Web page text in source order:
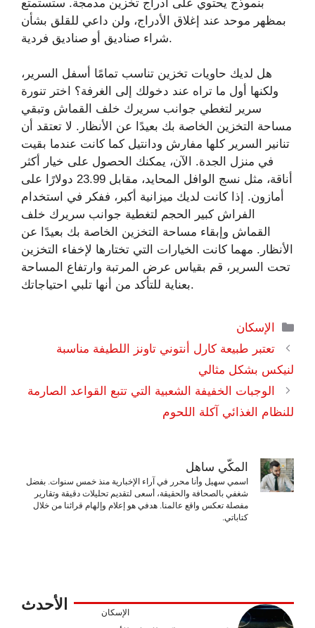
بنموذج يحتوي على أدراج تخزين مدمجة. ستستمتع
بمظهر موحد عند إغلاق الأدراج، ولن داعي للقلق بشأن
شراء صناديق أو صناديق فردية.
هل لديك حاويات تخزين تناسب تمامًا أسفل السرير،
ولكنها أول ما تراه عند دخولك إلى الغرفة؟ اختر تنورة
سرير لتغطي جوانب سريرك خلف القماش وتبقي
مساحة التخزين الخاصة بك بعيدًا عن الأنظار. لا تعتقد أن
تنانير السرير كلها مفارش ودانتيل كما كانت عندما بقيت
في منزل الجدة. الآن، يمكنك الحصول على خيار أكثر
أناقة، مثل نسج الوافل المحايد، مقابل 23.99 دولارًا على
أمازون. إذا كانت لديك ميزانية أكبر، ففكر في استخدام
الفراش كبير الحجم لتغطية جوانب سريرك خلف
القماش وإبقاء مساحة التخزين الخاصة بك بعيدًا عن
الأنظار. مهما كانت الخيارات التي تختارها لإخفاء التخزين
تحت السرير، قم بقياس عرض المرتبة وارتفاع المساحة
بعناية للتأكد من أنها تلبي احتياجاتك.
التصنيفات
الإسكان
تعتبر طبيعة كارل أنتوني تاونز اللطيفة مناسبة
لنيكس بشكل مثالي
الوجبات الخفيفة الشعبية التي تتبع القواعد الصارمة
للنظام الغذائي آكلة اللحوم
المكّي ساهل
اسمي سهيل وأنا محرر في آراء الإخبارية منذ خمس سنوات. بفضل
شغفي بالصحافة والحقيقة، أسعى لتقديم تحليلات دقيقة وتقارير
مفصلة تعكس واقع عالمنا. هدفي هو إعلام وإلهام قرائنا من خلال
كتاباتي.
الأحدث الإسكان